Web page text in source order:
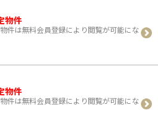
物件
件は無料会員登録により閲覧が可能にな
物件
件は無料会員登録により閲覧が可能にな